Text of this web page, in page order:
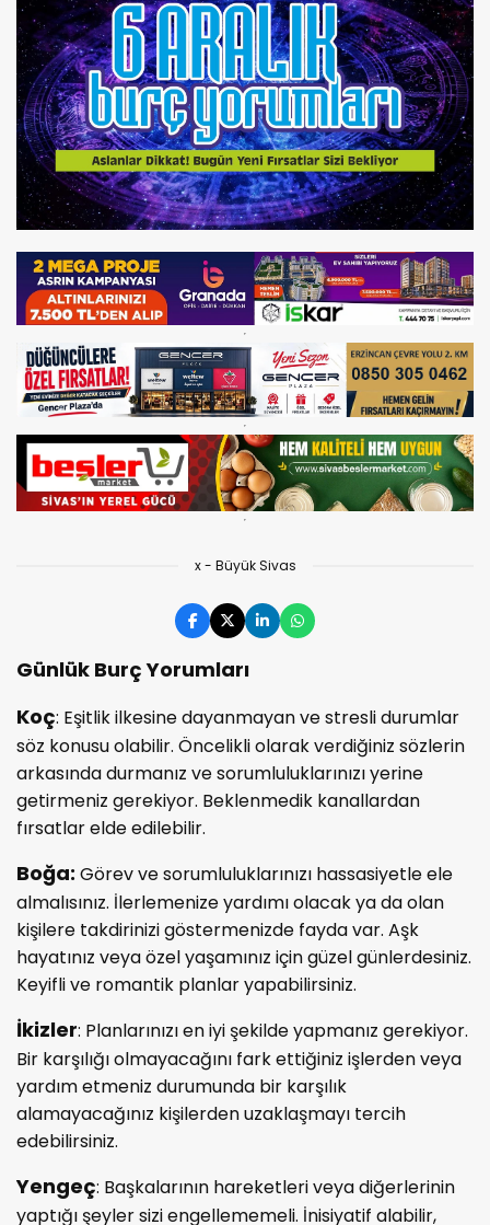
x - Büyük Sivas
Günlük Burç Yorumları
Koç: Eşitlik ilkesine dayanmayan ve stresli durumlar
söz konusu olabilir. Öncelikli olarak verdiğiniz sözlerin
arkasında durmanız ve sorumluluklarınızı yerine
getirmeniz gerekiyor. Beklenmedik kanallardan
fırsatlar elde edilebilir.
Boğa: Görev ve sorumluluklarınızı hassasiyetle ele
almalısınız. İlerlemenize yardımı olacak ya da olan
kişilere takdirinizi göstermenizde fayda var. Aşk
hayatınız veya özel yaşamınız için güzel günlerdesiniz.
Keyifli ve romantik planlar yapabilirsiniz.
İkizler: Planlarınızı en iyi şekilde yapmanız gerekiyor.
Bir karşılığı olmayacağını fark ettiğiniz işlerden veya
yardım etmeniz durumunda bir karşılık
alamayacağınız kişilerden uzaklaşmayı tercih
edebilirsiniz.
Yengeç: Başkalarının hareketleri veya diğerlerinin
yaptığı şeyler sizi engellememeli. İnisiyatif alabilir,